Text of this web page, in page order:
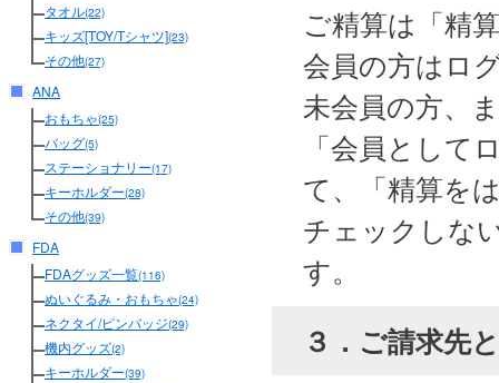
タオル(22)
キッズ[TOY/Tシャツ](23)
その他(27)
ANA
おもちゃ(25)
バッグ(5)
ステーショナリー(17)
キーホルダー(28)
その他(39)
FDA
FDAグッズ一覧(116)
ぬいぐるみ・おもちゃ(24)
ネクタイ/ピンバッジ(29)
機内グッズ(2)
キーホルダー(39)
ご精算は「精
会員の方はロ
未会員の方、
「会員として
て、「精算を
チェックしな
す。
３．ご請求先